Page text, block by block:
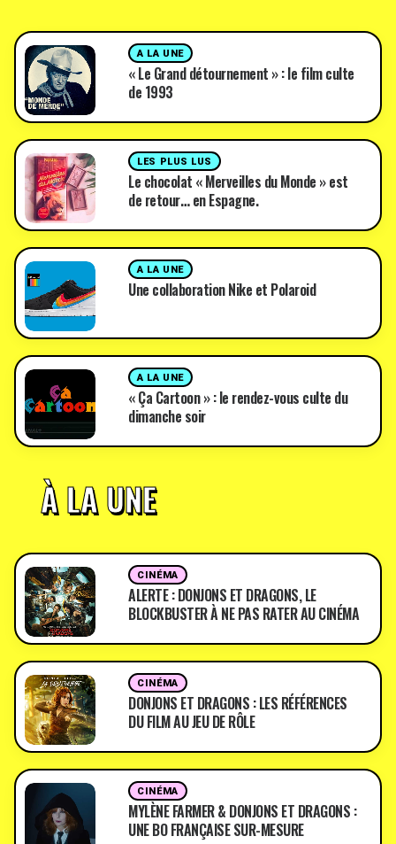
A LA UNE
« Le Grand détournement » : le film culte
de 1993
LES PLUS LUS
Le chocolat « Merveilles du Monde » est
de retour… en Espagne.
A LA UNE
Une collaboration Nike et Polaroid
A LA UNE
« Ça Cartoon » : le rendez-vous culte du
dimanche soir
À LA UNE
CINÉMA
ALERTE : DONJONS ET DRAGONS, LE
BLOCKBUSTER À NE PAS RATER AU CINÉMA
CINÉMA
DONJONS ET DRAGONS : LES RÉFÉRENCES
DU FILM AU JEU DE RÔLE
CINÉMA
MYLÈNE FARMER & DONJONS ET DRAGONS :
UNE BO FRANÇAISE SUR-MESURE